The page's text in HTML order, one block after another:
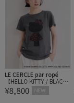
LE CERCLE par ropé
【HELLO KITTY / BLACK
DESIGN SERIES別注】BL
ACK KITTY Tシャツ
¥8,800 NEW!